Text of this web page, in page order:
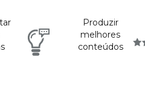
Produzir
melhores
conteúdos